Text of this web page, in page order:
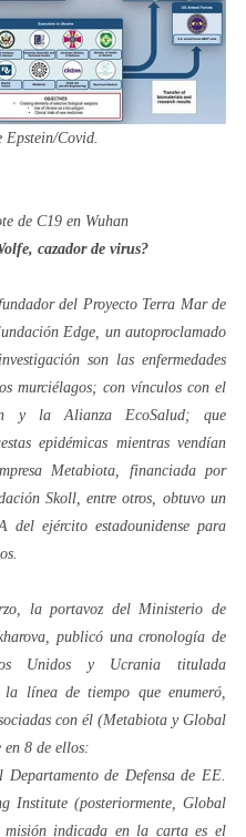
Covid.
de C19 en Wuhan
cazador de virus?
del Proyecto Terra Mar de
Edge, un autoproclamado
son las enfermedades
murciélagos; con vínculos con el
y la Alianza EcoSalud; que
epidémicas mientras vendían
Metabiota, financiada por
Skoll, entre otros, obtuvo un
del ejército estadounidense para
la portavoz del Ministerio de
publicó una cronología de
Unidos y Ucrania titulada
línea de tiempo que enumeró,
con él (Metabiota y Global
en 8 de ellos:
de Defensa de EE.
Institute (posteriormente, Global
misión indicada en la carta es el